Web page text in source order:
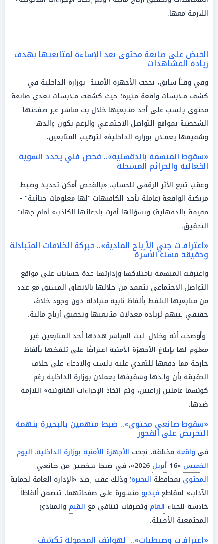
اللازمة معها.
القبض على صانعة محتوى بعد الإساءة لمتابعيها بهدف
زيادة المشاهدات
وفي وقتاً سابق، نجحت الأجهزة الأمنية بوزارة الداخلية في
كشف ملابسات واقعة مثيرة؛ حيث كشفت ملابسات تعدي صانعة
محتوى بالسب على أحد متابعيها خلال بث مباشر عبر صفحتها
الشخصية بمواقع التواصل الاجتماعي والزعم بكون والدها
وشقيقها يعملان بوزارة الداخلية» لترهيب المتابعين.
«سقوط المتهمة بالدقهلية».. فحص فني يحدد الهوية
الفعالية والجرائم المسجلة
وعقب تتبع الأثر الرقمي للحساب، «بالفحص أمكن تحديد وضبط
مرتكبة الواقعة (عاملة بأحد الكافيهات "لها معلومات جنائية" -
مقيمة بالدقهلية) وبسؤالها أقرت بادعائها الكاذب» أمام جهات
التحقيق.
«اعترافات جني الأرباح المادية».. فبركة الخلافات المتبادلة
وحقيقة مهنة الأسرة
واعترفت المتهمة بامتلاكها وإدارتها عدة حسابات على مواقع
التواصل الاجتماعي تتعمد من خلالها بالاتفاق المسبق مع عدد
من متابعيها التلفظ بألفاظ نابية متبادلة دون وجود خلاف
حقيقي بينهم لزيادة معدلات متابعيها وتحقيق أرباح مالية.
وأوضحت أنه وخلال البث المباشر هددها أحد المتابعين غير
معلوم لها بإبلاغ الأجهزة الأمنية اعتراضًا على تلفظها بألفاظ
خارجة مما دفعها للتعدي عليه بالسب والادعاء على خلاف
الحقيقة بأن والدها وشقيقها يعملان بوزارة الداخلية رغم
كونهما عاملين زراعيين، وتم اتخاذ الإجراءات القانونية» اللازمة
ضدها.
«سقوط صانعي محتوى».. ضبط متهمين بالبحيرة بتهمة
التحريض على الفجور
في واقعة مختلفة، نجحت الأجهزة الأمنية بوزارة الداخلية، اليوم
الخميس «16 أبريل
المحتوى بمحافظة البحيرة؛ وذلك عقب رصد «الإدارة العامة لحماية
الآداب» لمقاطع فيديو منشورة على صفحاتهما، تتضمن ألفاظاً
خادشة للحياء العام وتصرفات تتنافى مع القيم والمبادئ
المجتمعية الأصيلة.
«اعترافات وضبطيات».. الهواتف المحمولة تكشف